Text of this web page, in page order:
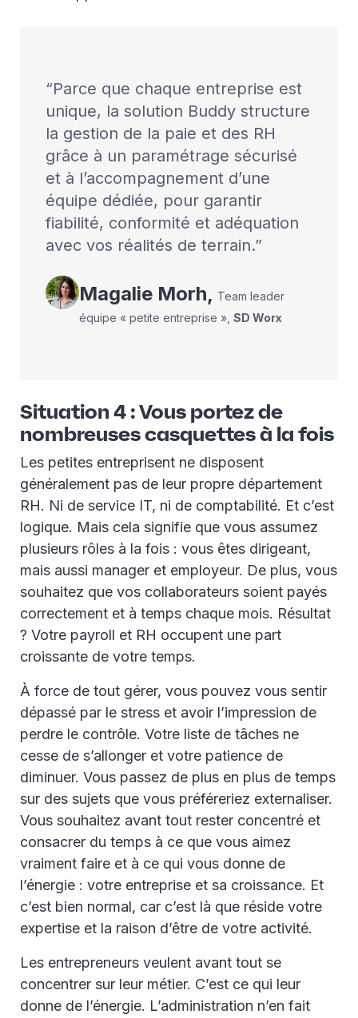
Parce que chaque entreprise est
unique, la solution Buddy structure
la gestion de la paie et des RH
grâce à un paramétrage sécurisé
et à l’accompagnement d’une
équipe dédiée, pour garantir
fiabilité, conformité et adéquation
avec vos réalités de terrain.
Magalie Morh, Team leader
équipe « petite entreprise », SD Worx
Situation 4 : Vous portez de
nombreuses casquettes à la fois
Les petites entreprisent ne disposent
généralement pas de leur propre département
RH. Ni de service IT, ni de comptabilité. Et c’est
logique. Mais cela signifie que vous assumez
plusieurs rôles à la fois : vous êtes dirigeant,
mais aussi manager et employeur. De plus, vous
souhaitez que vos collaborateurs soient payés
correctement et à temps chaque mois. Résultat
? Votre payroll et RH occupent une part
croissante de votre temps.
À force de tout gérer, vous pouvez vous sentir
dépassé par le stress et avoir l’impression de
perdre le contrôle. Votre liste de tâches ne
cesse de s’allonger et votre patience de
diminuer. Vous passez de plus en plus de temps
sur des sujets que vous préféreriez externaliser.
Vous souhaitez avant tout rester concentré et
consacrer du temps à ce que vous aimez
vraiment faire et à ce qui vous donne de
l’énergie : votre entreprise et sa croissance. Et
c’est bien normal, car c’est là que réside votre
expertise et la raison d’être de votre activité.
Les entrepreneurs veulent avant tout se
concentrer sur leur métier. C’est ce qui leur
donne de l’énergie. L’administration n’en fait